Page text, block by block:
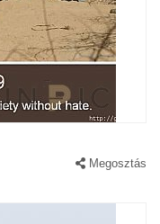
Megosztás